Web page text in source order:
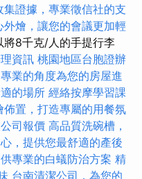
集證據，專業徵信社的支
外燴，讓您的會議更加輕
將8千克/人的手提行李
資訊 桃園地區台胞證辦
業的角度為您的房屋進
的場所 經絡按摩學習課
佈置，打造專屬的用餐氛
司報價 高品質洗碗槽，
，提供您最舒適的產後
專業的白蟻防治方案 精
台南清潔公司，為您的